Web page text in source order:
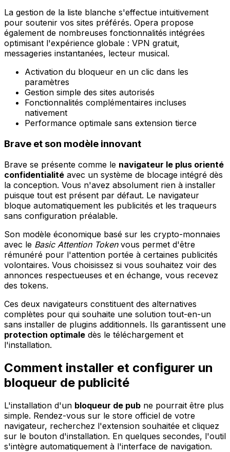
La gestion de la liste blanche s'effectue intuitivement
pour soutenir vos sites préférés. Opera propose
également de nombreuses fonctionnalités intégrées
optimisant l'expérience globale : VPN gratuit,
messageries instantanées, lecteur musical.
Activation du bloqueur en un clic dans les
paramètres
Gestion simple des sites autorisés
Fonctionnalités complémentaires incluses
nativement
Performance optimale sans extension tierce
Brave et son modèle innovant
Brave se présente comme le navigateur le plus orienté
confidentialité avec un système de blocage intégré dès
la conception. Vous n'avez absolument rien à installer
puisque tout est présent par défaut. Le navigateur
bloque automatiquement les publicités et les traqueurs
sans configuration préalable.
Son modèle économique basé sur les crypto-monnaies
avec le Basic Attention Tokenvous permet d'être
rémunéré pour l'attention portée à certaines publicités
volontaires. Vous choisissez si vous souhaitez voir des
annonces respectueuses et en échange, vous recevez
des tokens.
Ces deux navigateurs constituent des alternatives
complètes pour qui souhaite une solution tout-en-un
sans installer de plugins additionnels. Ils garantissent une
protection optimale dès le téléchargement et
l'installation.
Comment installer et configurer un
bloqueur de publicité
L'installation d'un bloqueur de pub ne pourrait être plus
simple. Rendez-vous sur le store officiel de votre
navigateur, recherchez l'extension souhaitée et cliquez
sur le bouton d'installation. En quelques secondes, l'outil
s'intègre automatiquement à l'interface de navigation.